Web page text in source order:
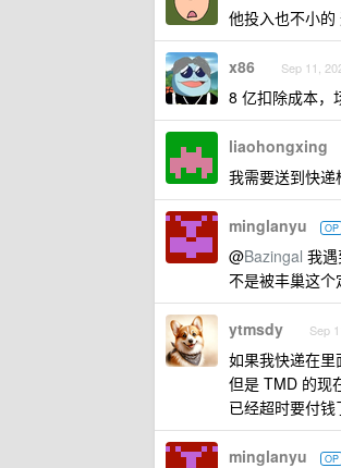
他投入也不小
x86 Sep 11,
8 亿扣除成本，
liaohongxing
我需要送到快
minglanyu OP
@Bazingal 我
不是被丰巢这
ytmsdy Sep
如果我快递在里
但是 TMD 的现
已经超时要付钱
minglanyu OP